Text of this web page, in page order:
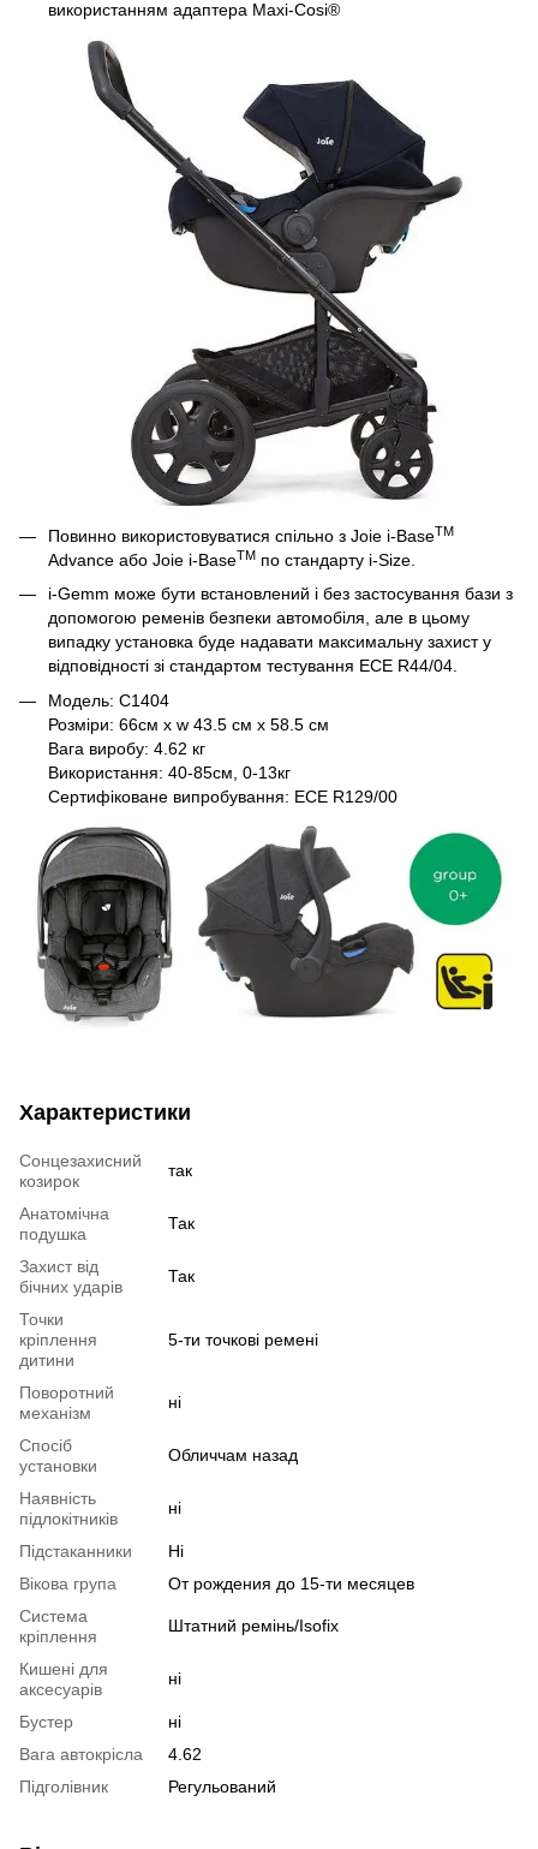
використанням адаптера Maxi-Cosi®
Повинно використовуватися спільно з Joie i-BaseTM
Advance або Joie i-BaseTM по стандарту i-Size.
i-Gemm може бути встановлений і без застосування бази з
допомогою ременів безпеки автомобіля, але в цьому
випадку установка буде надавати максимальну захист у
відповідності зі стандартом тестування ECE R44/04.
Модель: C1404
Розміри: 66см x w 43.5 см x 58.5 см
Вага виробу: 4.62 кг
Використання: 40-85см, 0-13кг
Сертифіковане випробування: ECE R129/00
Характеристики
Сонцезахисний
козирок
так
Анатомічна
подушка
Так
Захист від
бічних ударів
Так
Точки
кріплення
дитини
5-ти точкові ремені
Поворотний
механізм
ні
Спосіб
установки
Обличчам назад
Наявність
підлокітників
ні
Підстаканники
Ні
Вікова група
От рождения до 15-ти месяцев
Система
кріплення
Штатний ремінь/Isofix
Кишені для
аксесуарів
ні
Бустер
ні
Вага автокрісла
4.62
Підголівник
Регульований